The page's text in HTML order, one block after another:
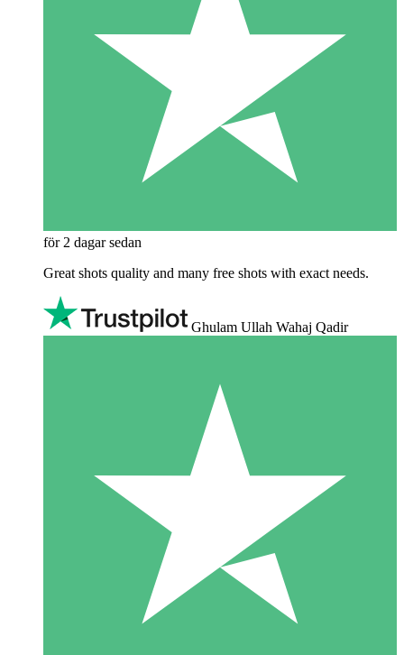
för 2 dagar sedan
Great shots quality and many free shots with exact needs.
Ghulam Ullah Wahaj Qadir